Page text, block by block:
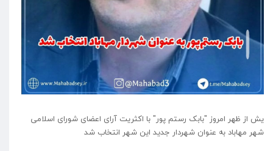
یش از ظهر امروز "بابک رستم پور" با اکثریت آرای اعضای شورای اسلامی
شهر مهاباد به عنوان شهردار جدید این شهر انتخاب شد